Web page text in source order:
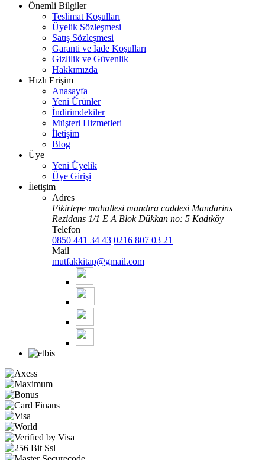
Önemli Bilgiler
Teslimat Koşulları
Üyelik Sözleşmesi
Satış Sözleşmesi
Garanti ve İade Koşulları
Gizlilik ve Güvenlik
Hakkımızda
Hızlı Erişim
Anasayfa
Yeni Ürünler
İndirimdekiler
Müşteri Hizmetleri
İletişim
Blog
Üye
Yeni Üyelik
Üye Girişi
İletişim
Adres
Fikirtepe mahallesi mandıra caddesi Mandarins
Rezidans 1/1 E A Blok Dükkan no: 5 Kadıköy
Telefon
0850 441 34 43 0216 807 03 21
Mail
mutfakkitap@gmail.com